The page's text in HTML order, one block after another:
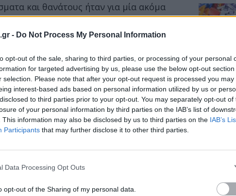
- Do Not Process My Personal Information
opt-out of the sale, sharing to third parties, or processing of your personal
for targeted advertising by us, please use the below opt-out section
selection. Please note that after your opt-out request is processed you may
interest-based ads based on personal information utilized by us or
to third parties prior to your opt-out. You may separately opt-out of
of your personal information by third parties on the IAB’s list of
This information may also be disclosed by us to third parties on the IAB’s
Participants that may further disclose it to other third parties.
Data Processing Opt Outs
opt-out of the Sharing of my personal data.
και θανάτους ήταν για μία ακόμα
θέση της Ευρώπης παρέμεινε η
επιτήρησηςπου έδωσε
από τις 19 Μαΐου έως και τις 27
μεταβληθεί κατά τι έκτοτε.
ΙΣΑ:
Νείλου
Αρχές
Κεχρί:
μπορεί